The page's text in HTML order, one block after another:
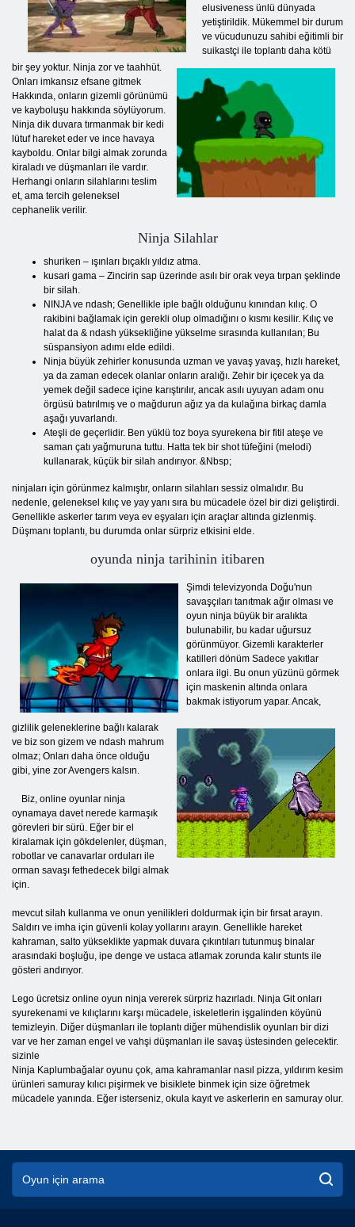
elusiveness ünlü dünyada
yetiştirildik. Mükemmel bir durum
ve vücudunuzu sahibi eğitimli bir
suikastçi ile toplantı daha kötü
bir şey yoktur. Ninja zor ve taahhüt.
Onları imkansız efsane gitmek
Hakkında, onların gizemli görünümü
ve kayboluşu hakkında söylüyorum.
Ninja dik duvara tırmanmak bir kedi
lütuf hareket eder ve ince havaya
kayboldu. Onlar bilgi almak zorunda
kiraladı ve düşmanları ile vardır.
Herhangi onların silahlarını teslim
et, ama tercih geleneksel
cephanelik verilir.
Ninja Silahlar
shuriken – ışınları bıçaklı yıldız atma.
kusari gama – Zincirin sap üzerinde asılı bir orak veya tırpan şeklinde
bir silah.
NINJA ve ndash; Genellikle iple bağlı olduğunu kınından kılıç. O
rakibini bağlamak için gerekli olup olmadığını o kısmı kesilir. Kılıç ve
halat da & ndash yüksekliğine yükselme sırasında kullanılan; Bu
süspansiyon adımı elde edildi.
Ninja büyük zehirler konusunda uzman ve yavaş yavaş, hızlı hareket,
ya da zaman edecek olanlar onların aralığı. Zehir bir içecek ya da
yemek değil sadece içine karıştırılır, ancak asılı uyuyan adam onu ​​
örgüsü batırılmış ve o mağdurun ağız ya da kulağına birkaç damla
aşağı yuvarlandı.
Ateşli de geçerlidir. Ben yüklü toz boya syurekena bir fitil ateşe ve
saman çatı yağmuruna tuttu. Hatta tek bir shot tüfeğini (melodi)
kullanarak, küçük bir silah andırıyor. &Nbsp;
ninjaları için görünmez kalmıştır, onların silahları sessiz olmalıdır. Bu
nedenle, geleneksel kılıç ve yay yanı sıra bu mücadele özel bir dizi geliştirdi.
Genellikle askerler tarım veya ev eşyaları için araçlar altında gizlenmiş.
Düşmanı toplantı, bu durumda onlar sürpriz etkisini elde.
oyunda ninja tarihinin itibaren
Şimdi televizyonda Doğu'nun
savaşçıları tanıtmak ağır olması ve
oyun ninja büyük bir aralıkta
bulunabilir, bu kadar uğursuz
görünmüyor. Gizemli karakterler
katilleri dönüm Sadece yakıtlar
onlara ilgi. Bu onun yüzünü görmek
için maskenin altında onlara
bakmak istiyorum yapar. Ancak,
gizlilik geleneklerine bağlı kalarak
ve biz son gizem ve ndash mahrum
olmaz; Onları daha önce olduğu
gibi, yine zor Avengers kalsın.
Biz, online oyunlar ninja
oynamaya davet nerede karmaşık
görevleri bir sürü. Eğer bir el
kiralamak için gökdelenler, düşman,
robotlar ve canavarlar orduları ile
orman savaşı fethedecek bilgi almak
için.
mevcut silah kullanma ve onun yenilikleri doldurmak için bir fırsat arayın.
Saldırı ve imha için güvenli kolay yollarını arayın. Genellikle hareket
kahraman, salto yükseklikte yapmak duvara çıkıntıları tutunmuş binalar
arasındaki boşluğu, ipe denge ve ustaca atlamak zorunda kalır stunts ile
gösteri andırıyor.
Lego ücretsiz online oyun ninja vererek sürpriz hazırladı. Ninja Git onları
syurekenami ve kılıçlarını karşı mücadele, iskeletlerin işgalinden köyünü
temizleyin. Diğer düşmanları ile toplantı diğer mühendislik oyunları bir dizi
var ve her zaman engel ve vahşi düşmanları ile savaş üstesinden gelecektir.
sizinle
Ninja Kaplumbağalar oyunu çok, ama kahramanlar nasıl pizza, yıldırım kesim
ürünleri samuray kılıcı pişirmek ve bisiklete binmek için size öğretmek
mücadele yanında. Eğer isterseniz, okula kayıt ve askerlerin en samuray olur.